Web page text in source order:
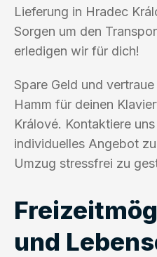
Lieferung in Hradec
Sorgen um den
erledigen wir für dich!
Spare Geld und
Hamm für deinen
Králové. Kontaktiere
individuelles Angebot
Umzug stressfrei zu
und